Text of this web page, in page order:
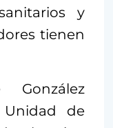
y
tienen
González
de